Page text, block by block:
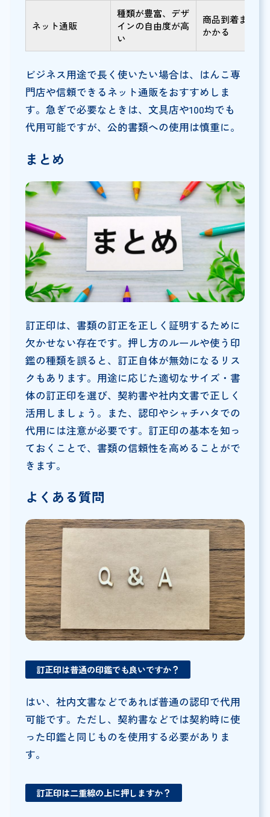
ネット通販
種類が豊富、デザ
インの自由度が高
い
商品到着まで数
かかる
ビジネス用途で長く使いたい場合は、はんこ専
門店や信頼できるネット通販をおすすめしま
す。急ぎで必要なときは、文具店や100均でも
代用可能ですが、公的書類への使用は慎重に。
まとめ
訂正印は、書類の訂正を正しく証明するために
欠かせない存在です。押し方のルールや使う印
鑑の種類を誤ると、訂正自体が無効になるリス
クもあります。用途に応じた適切なサイズ・書
体の訂正印を選び、契約書や社内文書で正しく
活用しましょう。また、認印やシャチハタでの
代用には注意が必要です。訂正印の基本を知っ
ておくことで、書類の信頼性を高めることがで
きます。
よくある質問
訂正印は普通の印鑑でも良いですか？
はい、社内文書などであれば普通の認印で代用
可能です。ただし、契約書などでは契約時に使
った印鑑と同じものを使用する必要がありま
す。
訂正印は二重線の上に押しますか？